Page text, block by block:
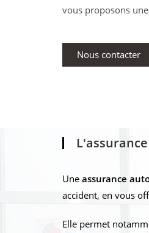
vous proposons
Nous contacter
Une assurance
accident, en vous
Elle permet